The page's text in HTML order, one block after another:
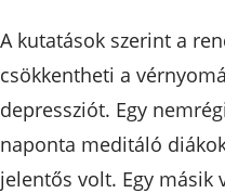
A kutatások szerint a
csökkentheti a
depressziót. Egy
naponta meditáló
jelentős volt. Egy másik